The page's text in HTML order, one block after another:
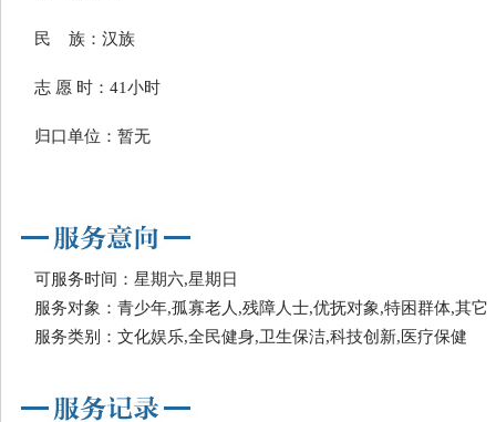
民 族：汉族
志 愿 时：41小时
归口单位：暂无
可服务时间：星期六,星期日
服务对象：青少年,孤寡老人,残障人士,优抚对象,特困群体,其它
服务类别：文化娱乐,全民健身,卫生保洁,科技创新,医疗保健